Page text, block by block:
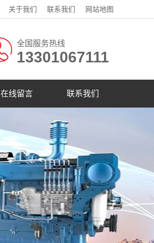
关于我们 联系我们 网站地图
全国服务热线
13301067111
在线留言 联系我们